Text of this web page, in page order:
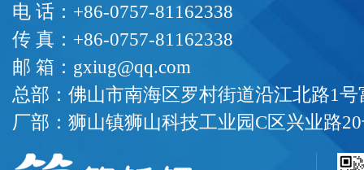
电 话：+86-0757-81162338
传 真：+86-0757-81162338
邮 箱：gxiug@qq.com
总部：佛山市南海区罗村街道沿江北路1号
厂部：狮山镇狮山科技工业园C区兴业路